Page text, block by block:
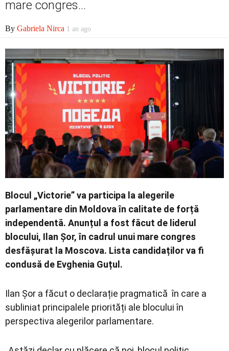
mare congres...
By Gabriela Nirca 1 an ago
Blocul „Victorie” va participa la alegerile
parlamentare din Moldova în calitate de forță
independentă. Anunțul a fost făcut de liderul
blocului, Ilan Șor, în cadrul unui mare congres
desfășurat la Moscova. Lista candidaților va fi
condusă de Evghenia Guțul.
Ilan Șor a făcut o declarație pragmatică în care a
subliniat principalele priorități ale blocului în
perspectiva alegerilor parlamentare.